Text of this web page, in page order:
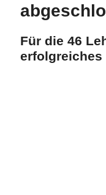
Für die 46
erfolgreiches